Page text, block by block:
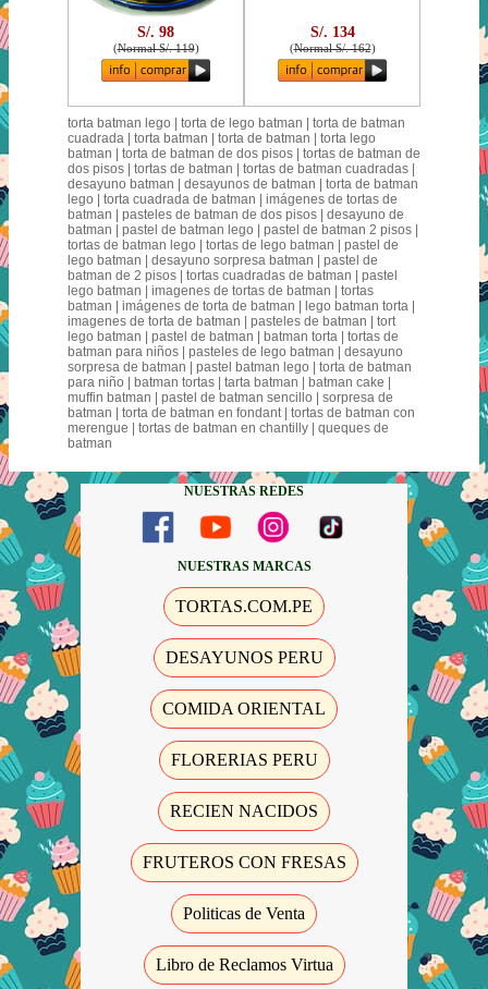
S/. 98
(Normal S/. 119)
S/. 134
(Normal S/. 162)
torta batman lego | torta de lego batman | torta de batman
cuadrada | torta batman | torta de batman | torta lego
batman | torta de batman de dos pisos | tortas de batman de
dos pisos | tortas de batman | tortas de batman cuadradas |
desayuno batman | desayunos de batman | torta de batman
lego | torta cuadrada de batman | imágenes de tortas de
batman | pasteles de batman de dos pisos | desayuno de
batman | pastel de batman lego | pastel de batman 2 pisos |
tortas de batman lego | tortas de lego batman | pastel de
lego batman | desayuno sorpresa batman | pastel de
batman de 2 pisos | tortas cuadradas de batman | pastel
lego batman | imagenes de tortas de batman | tortas
batman | imágenes de torta de batman | lego batman torta |
imagenes de torta de batman | pasteles de batman | tort
lego batman | pastel de batman | batman torta | tortas de
batman para niños | pasteles de lego batman | desayuno
sorpresa de batman | pastel batman lego | torta de batman
para niño | batman tortas | tarta batman | batman cake |
muffin batman | pastel de batman sencillo | sorpresa de
batman | torta de batman en fondant | tortas de batman con
merengue | tortas de batman en chantilly | queques de
batman
NUESTRAS REDES
NUESTRAS MARCAS
TORTAS.COM.PE
DESAYUNOS PERU
COMIDA ORIENTAL
FLORERIAS PERU
RECIEN NACIDOS
FRUTEROS CON FRESAS
Politicas de Venta
Libro de Reclamos Virtua